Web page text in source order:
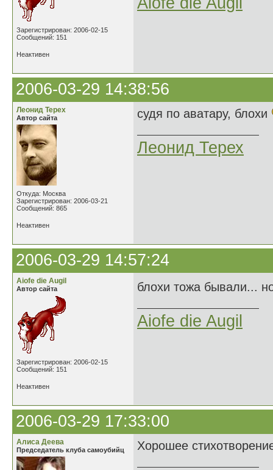
Зарегистрирован: 2006-02-15
Сообщений: 151
Неактивен
2006-03-29 14:38:56
Леонид Терех
Автор сайта
Откуда: Москва
Зарегистрирован: 2006-03-21
Сообщений: 865
судя по аватару, блохи
Леонид Терех
Неактивен
2006-03-29 14:57:24
Aiofe die Augil
Автор сайта
Зарегистрирован: 2006-02-15
Сообщений: 151
блохи тожа бывали...
Aiofe die Augil
Неактивен
2006-03-29 17:33:00
Алиса Деева
Председатель клуба самоубийц Хорошее